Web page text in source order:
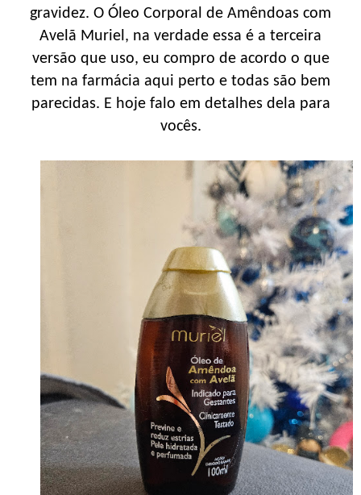
gravidez. O Óleo Corporal de Amêndoas com
Avelã Muriel, na verdade essa é a terceira
versão que uso, eu compro de acordo o que
tem na farmácia aqui perto e todas são bem
parecidas. E hoje falo em detalhes dela para
vocês.